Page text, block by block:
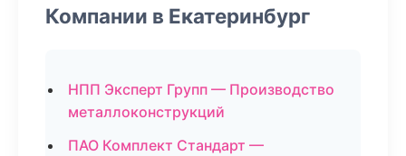
Компании в Екатеринбург
НПП Эксперт Групп — Производство
металлоконструкций
ПАО Комплект Стандарт —